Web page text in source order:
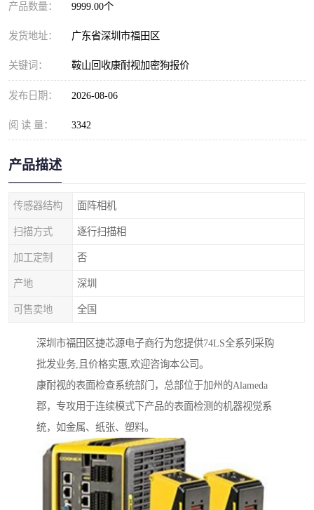
产品数量： 9999.00个
发货地址： 广东省深圳市福田区
关键词： 鞍山回收康耐视加密狗报价
发布日期： 2026-08-06
阅 读 量： 3342
产品描述
传感器结构 面阵相机
扫描方式 逐行扫描相
加工定制 否
产地 深圳
可售卖地 全国
深圳市福田区捷芯源电子商行为您提供74LS全系列采购
批发业务,且价格实惠,欢迎咨询本公司。
康耐视的表面检查系统部门，总部位于加州的Alameda
郡，专攻用于连续模式下产品的表面检测的机器视觉系
统，如金属、纸张、塑料。